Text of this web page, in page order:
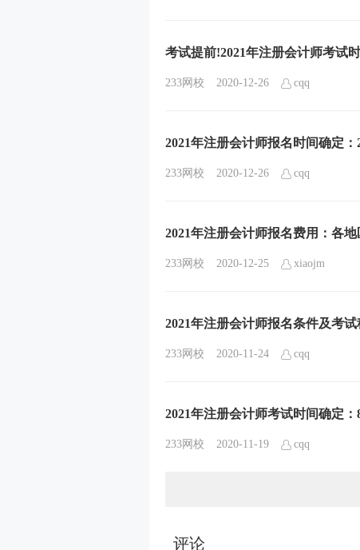
考试提前!2021年注册会计师考试
233网校 2020-12-26 cqq
2021年注册会计师报名时间确定：
233网校 2020-12-26 cqq
2021年注册会计师报名费用：各地
233网校 2020-12-25 xiaojm
2021年注册会计师报名条件及考
233网校 2020-11-24 cqq
2021年注册会计师考试时间确定：
233网校 2020-11-19 cqq